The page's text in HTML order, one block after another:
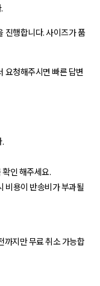
진행합니다. 사이즈가 품
요청해주시면 빠른 답변
.
인 해주세요.
비용이 반송비가 부과될
까지만 무료 취소 가능합